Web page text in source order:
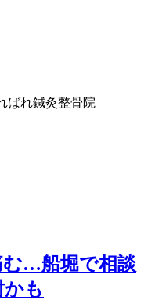
ばれ鍼灸整骨院
む…船堀で相談
も